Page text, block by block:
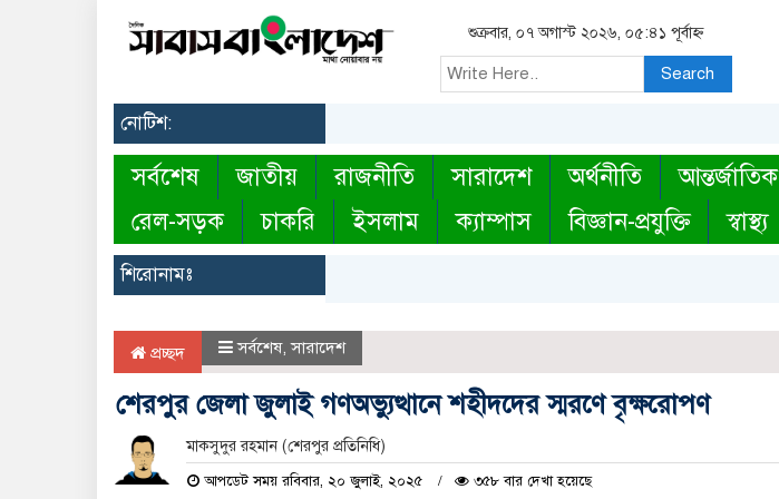
শুক্রবার, ০৭ অগাস্ট ২০২৬, ০৫:৪১ পূর্বাহ্ন
Search
নোটিশ:
সর্বশেষ জাতীয় রাজনীতি সারাদেশ অর্থনীতি আন্তর্জাতিক
রেল-সড়ক
চাকরি ইসলাম ক্যাম্পাস বিজ্ঞান-প্রযুক্তি স্বাস্থ্য
শিরোনামঃ
প্রচ্ছদ সর্বশেষ,সারাদেশ
শেরপুর জেলা জুলাই গণঅভ্যুত্থানে শহীদদের স্মরণে বৃক্ষরোপণ
মাকসুদুর রহমান (শেরপুর প্রতিনিধি)
আপডেট সময় রবিবার, ২০ জুলাই, ২০২৫ ৩৫৮ বার দেখা হয়েছে